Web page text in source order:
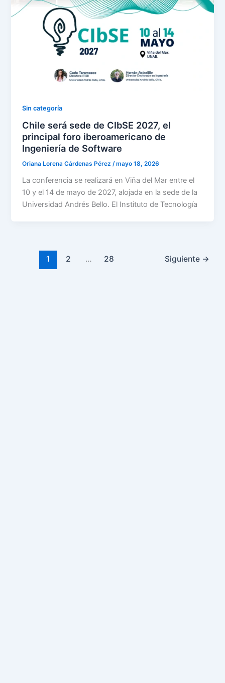
Sin categoría
Chile será sede de CIbSE 2027, el
principal foro iberoamericano de
Ingeniería de Software
Oriana Lorena Cárdenas Pérez/mayo 18, 2026
La conferencia se realizará en Viña del Mar entre el
10 y el 14 de mayo de 2027, alojada en la sede de la
Universidad Andrés Bello. El Instituto de Tecnología
1 2 … 28 Siguiente →